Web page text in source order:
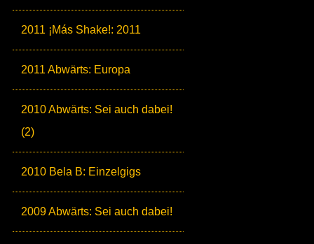
2011 ¡Más Shake!: 2011
2011 Abwärts: Europa
2010 Abwärts: Sei auch dabei!
(2)
2010 Bela B: Einzelgigs
2009 Abwärts: Sei auch dabei!